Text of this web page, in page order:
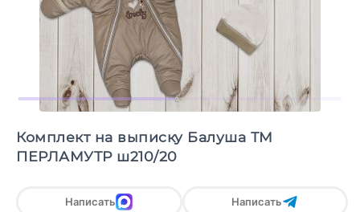
Комплект на выписку Балуша ТМ
ПЕРЛАМУТР ш210/20
Написать Написать